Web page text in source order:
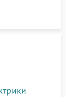
разрывы.